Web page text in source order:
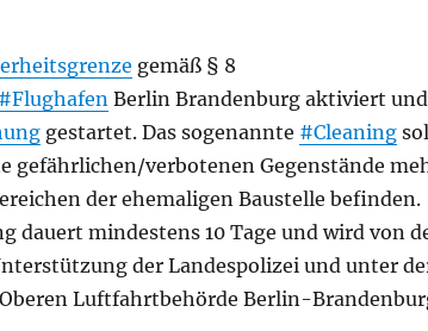
gemäß § 8
#FlughafenBerlin Brandenburg aktiviert und
gestartet. Das sogenannte #Cleaning
gefährlichen/verbotenen Gegenstände
der ehemaligen Baustelle befinden.
dauert mindestens 10 Tage und wird von
der Landespolizei und unter
Luftfahrtbehörde Berlin-